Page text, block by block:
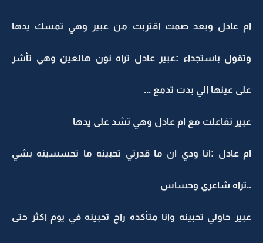
ام عادل وبعد صمت اقتربت من عبير وهي تمسك يدها
وتقول باستجداء :عبير عادل تراه نون هالعين وهي تأشر
على عينها الي بدت تدمع ...
عبير تفاعلت مع ام عادل وهي تشد على يدها
ام عادل :انا ودي ان ما قدرتي تحبينه ما تحسسينه بشي
..تراه شاعري وحساس
عبير حاولي تحبينه وانا متأكده راح تحبينه في يوم اكثر حتى